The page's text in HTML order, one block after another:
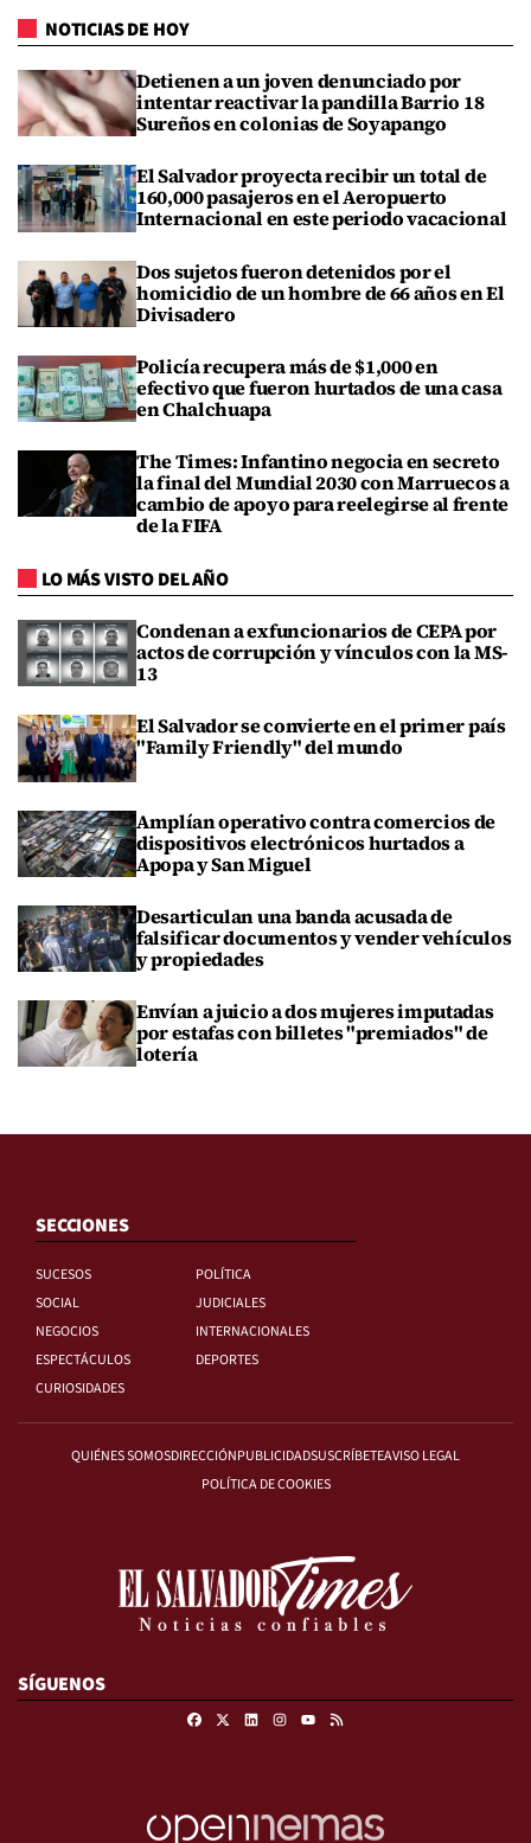
NOTICIAS DE HOY
Detienen a un joven denunciado por
intentar reactivar la pandilla Barrio 18
Sureños en colonias de Soyapango
El Salvador proyecta recibir un total de
160,000 pasajeros en el Aeropuerto
Internacional en este periodo vacacional
Dos sujetos fueron detenidos por el
homicidio de un hombre de 66 años en El
Divisadero
Policía recupera más de $1,000 en
efectivo que fueron hurtados de una casa
en Chalchuapa
The Times: Infantino negocia en secreto
la final del Mundial 2030 con Marruecos a
cambio de apoyo para reelegirse al frente
de la FIFA
LO MÁS VISTO DEL AÑO
Condenan a exfuncionarios de CEPA por
actos de corrupción y vínculos con la MS-
13
El Salvador se convierte en el primer país
"Family Friendly" del mundo
Amplían operativo contra comercios de
dispositivos electrónicos hurtados a
Apopa y San Miguel
Desarticulan una banda acusada de
falsificar documentos y vender vehículos
y propiedades
Envían a juicio a dos mujeres imputadas
por estafas con billetes "premiados" de
lotería
SECCIONES
SUCESOS
POLÍTICA
SOCIAL
JUDICIALES
NEGOCIOS
INTERNACIONALES
ESPECTÁCULOS
DEPORTES
CURIOSIDADES
QUIÉNES SOMOSDIRECCIÓNPUBLICIDADSUSCRÍBETEAVISO LEGAL
POLÍTICA DE COOKIES
SÍGUENOS
FacebookLinkedinInstagramRSS